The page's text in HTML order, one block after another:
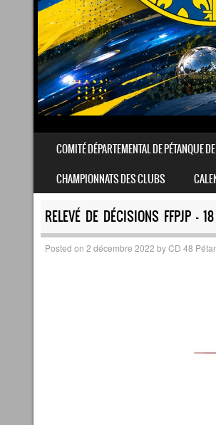
MENU
SKIP TO CONTENT
COMITÉ DÉPARTEMENTAL DE PÉTANQUE
CHAMPIONNATS DES CLUBS
RELEVÉ DE DÉCISIONS FFPJP –
Posted on 2 décembre 2022 byCD 48